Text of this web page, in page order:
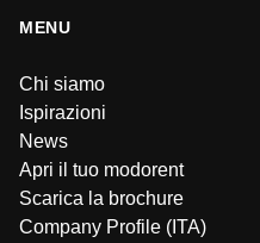
MENU
Chi siamo
Ispirazioni
News
Apri il tuo modorent
Scarica la brochure
Company Profile (ITA)